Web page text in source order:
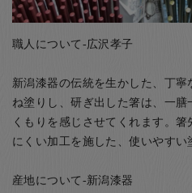
職人について-広沢孝子
新潟漆器の伝統を生かした、丁
ね塗りし、研ぎ出した箸は、一
くもりを感じさせてくれます。
にくい加工を施した、使いやすい
産地について-新潟漆器